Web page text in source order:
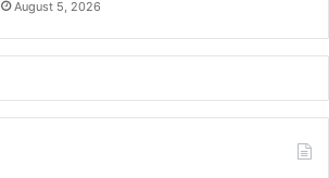
August 5, 2026